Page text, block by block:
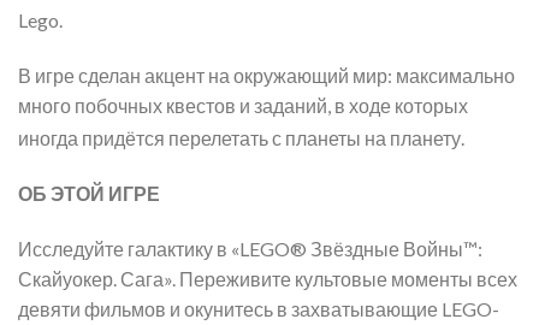
Lego.
В игре сделан акцент на окружающий мир: максимально
много побочных квестов и заданий, в ходе которых
иногда придётся перелетать с планеты на планету.
ОБ ЭТОЙ ИГРЕ
Исследуйте галактику в «LEGO® Звёздные Войны™:
Скайуокер. Сага». Переживите культовые моменты всех
девяти фильмов и окунитесь в захватывающие LEGO-